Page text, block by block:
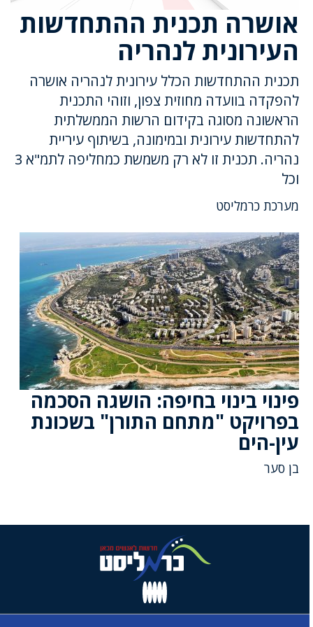
אושרה תכנית ההתחדשות
העירונית לנהריה
תכנית ההתחדשות הכלל עירונית לנהריה אושרה
להפקדה בוועדה מחוזית צפון, וזוהי התכנית
הראשונה מסוגה בקידום הרשות הממשלתית
להתחדשות עירונית ובמימונה, בשיתוף עיריית
נהריה. תכנית זו לא רק משמשת כמחליפה לתמ"א 3
וכל
מערכת כרמליסט
פינוי בינוי בחיפה: הושגה הסכמה
בפרויקט "מתחם התורן" בשכונת
עין-הים
בן סער